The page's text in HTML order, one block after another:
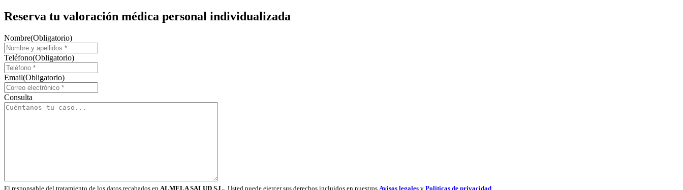
Reserva tu valoración médica personal individualizada
Nombre(Obligatorio)
Teléfono(Obligatorio)
Email(Obligatorio)
Consulta
El responsable del tratamiento de los datos recabados en ALMELA SALUD S.L.. Usted puede ejercer sus derechos incluidos en nuestros Avisos legales y Políticas de privacidad.